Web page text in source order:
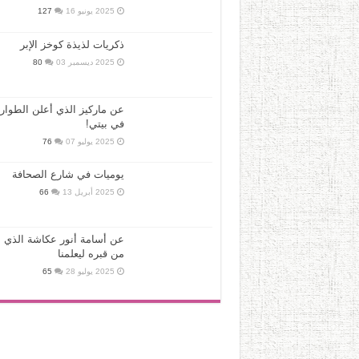
2025 يونيو 16 127
ذكريات لذيذة كوخز الإبر
2025 ديسمبر 03 80
عن ماركيز الذي أعلن
في بيتي!
2025 يوليو 07 76
يوميات في شارع الصحافة
2025 أبريل 13 66
عن أسامة أنور عكاشة الذي
من قبره ليعلمنا
2025 يوليو 28 65